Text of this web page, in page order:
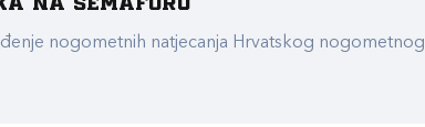
na Semaforu
nogometnih natjecanja Hrvatskog nogometnog